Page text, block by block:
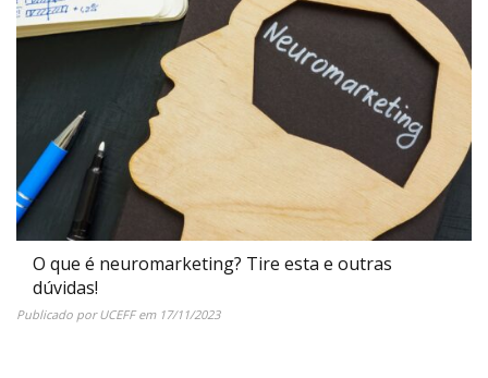
O que é neuromarketing? Tire esta e outras
dúvidas!
Publicado porUCEFFem 17/11/2023